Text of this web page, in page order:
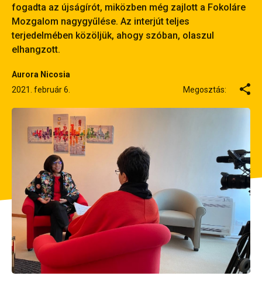
fogadta az újságírót, miközben még zajlott a Fokoláre
Mozgalom nagygyűlése. Az interjút teljes
terjedelmében közöljük, ahogy szóban, olaszul
elhangzott.
Aurora Nicosia
2021. február 6.
Megosztás: